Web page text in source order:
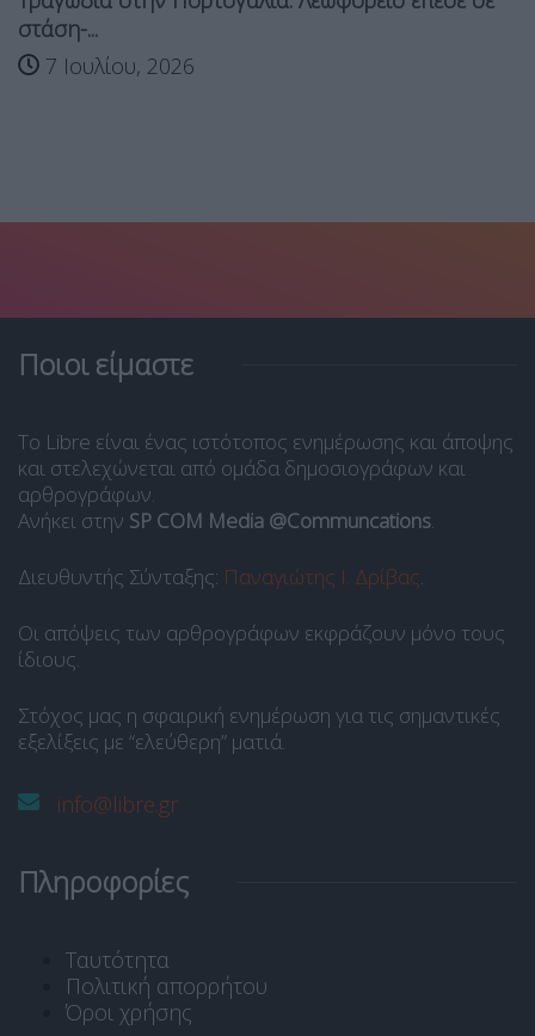
στάση-...
7 Ιουλίου, 2026
Ποιοι είμαστε
Το Libre είναι ένας ιστότοπος ενημέρωσης και άποψης
και στελεχώνεται από ομάδα δημοσιογράφων και
αρθρογράφων.
Ανήκει στην SP COM Media @Communcations.
Διευθυντής Σύνταξης: Παναγιώτης Ι. Δρίβας.
Οι απόψεις των αρθρογράφων εκφράζουν μόνο τους
ίδιους.
Στόχος μας η σφαιρική ενημέρωση για τις σημαντικές
εξελίξεις με “ελεύθερη” ματιά.
info@libre.gr
Πληροφορίες
Ταυτότητα
Πολιτική απορρήτου
Όροι χρήσης